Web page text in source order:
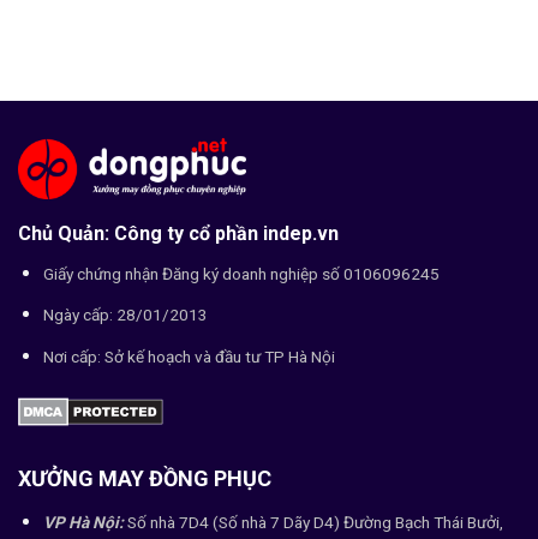
Chủ Quản: Công ty cổ phần indep.vn
Giấy chứng nhận Đăng ký doanh nghiệp số 0106096245
Ngày cấp: 28/01/2013
Nơi cấp: Sở kế hoạch và đầu tư TP Hà Nội
XƯỞNG MAY ĐỒNG PHỤC
VP Hà Nội:Số nhà 7D4 (Số nhà 7 Dãy D4) Đường Bạch Thái Bưởi,